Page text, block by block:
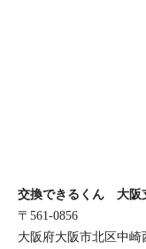
交換できるくん 大阪
〒561-0856
大阪府大阪市北区中崎